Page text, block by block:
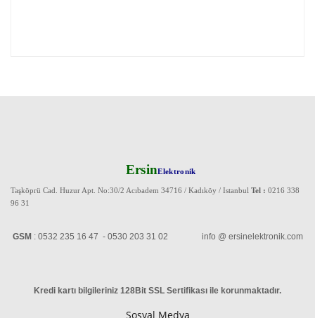
ErsinElektronik
Taşköprü Cad. Huzur Apt. No:30/2 Acıbadem 34716 / Kadıköy / Istanbul Tel : 0216 338
96 31
GSM : 0532 235 16 47 - 0530 203 31 02 info @ ersinelektronik.com
Kredi kartı bilgileriniz 128Bit SSL Sertifikası ile korunmaktadır.
Sosyal Medya